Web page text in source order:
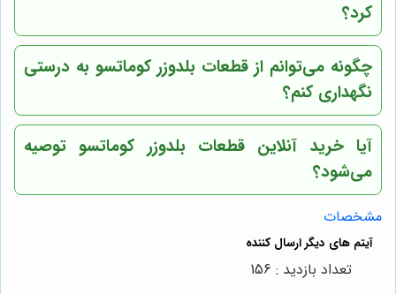
کرد؟
چگونه می‌توانم از قطعات بلدوزر کوماتسو به درستی
نگهداری کنم؟
آیا خرید آنلاین قطعات بلدوزر کوماتسو توصیه
می‌شود؟
مشخصات
تعداد بازدید : 156